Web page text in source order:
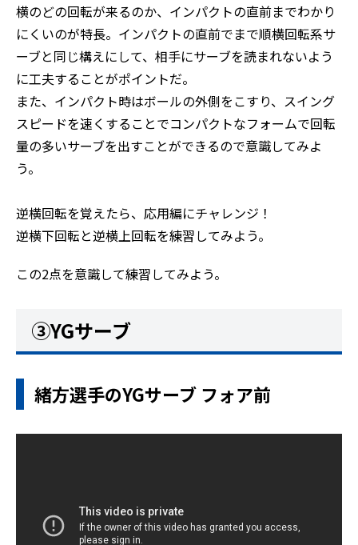
横のどの回転が来るのか、インパクトの直前までわかり
にくいのが特長。インパクトの直前でまで順横回転系サ
ーブと同じ構えにして、相手にサーブを読まれないよう
に工夫することがポイントだ。
また、インパクト時はボールの外側をこすり、スイング
スピードを速くすることでコンパクトなフォームで回転
量の多いサーブを出すことができるので意識してみよ
う。
逆横回転を覚えたら、応用編にチャレンジ！
逆横下回転と逆横上回転を練習してみよう。
この2点を意識して練習してみよう。
③YGサーブ
緒方選手のYGサーブ フォア前